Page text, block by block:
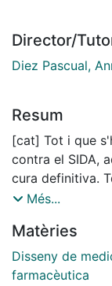
Director/
Diez Pascual,
Resum
[cat] Tot i que
contra el SIDA,
cura definitiva.
comercialment i
la qualitat de
l'actual teràpia
tenim en
Més...
Matèries
Disseny de
farmacèutica